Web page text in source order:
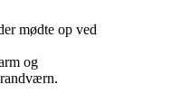
mødte op ved
og